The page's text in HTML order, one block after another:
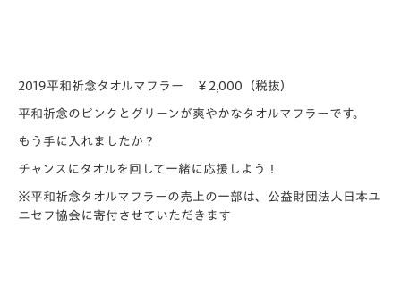
2019平和祈念タオルマフラー ￥2,000（税抜）
平和祈念のピンクとグリーンが爽やかなタオルマフラーです。
もう手に入れましたか？
チャンスにタオルを回して一緒に応援しよう！
※平和祈念タオルマフラーの売上の一部は、公益財団法人日本ユ
ニセフ協会に寄付させていただきます